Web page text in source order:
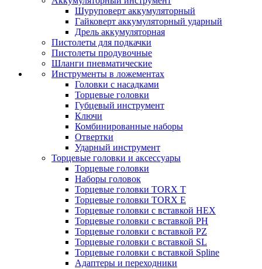
Шуруповерт аккумуляторный
Гайковерт аккумуляторный ударный
Дрель аккумуляторная
Пистолеты для подкачки
Пистолеты продувочные
Шланги пневматические
Инструменты в ложементах
Головки с насадками
Торцевые головки
Губцевый инструмент
Ключи
Комбинированные наборы
Отвертки
Ударный инструмент
Торцевые головки и аксессуары
Торцевые головки
Наборы головок
Торцевые головки TORX T
Торцевые головки TORX Е
Торцевые головки с вставкой HEX
Торцевые головки с вставкой PH
Торцевые головки с вставкой PZ
Торцевые головки с вставкой SL
Торцевые головки с вставкой Spline
Адаптеры и переходники